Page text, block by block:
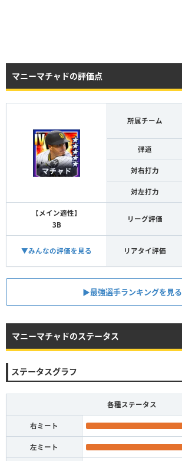
マニーマチャドの評価点
所属チーム
弾道
対右打力
対左打力
【メイン適性】
3B
リーグ評価
▼みんなの評価を見る リアタイ評価
▶︎最強選手ランキングを見る
マニーマチャドのステータス
ステータスグラフ
各種ステータス
右ミート
左ミート